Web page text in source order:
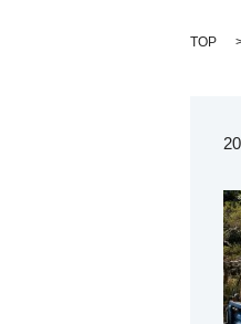
TOP